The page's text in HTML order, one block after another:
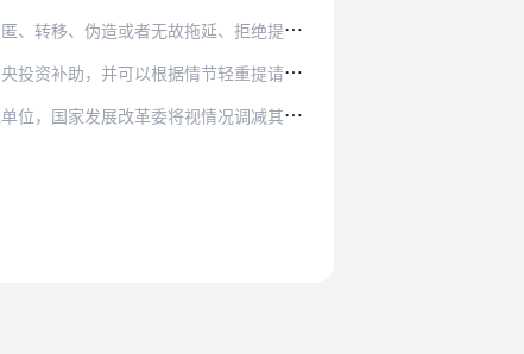
或者无故拖延、拒绝提供有关文件资料。
重提请或者移交有关机关依法追究有关责任人…
革委将视情况调减其下年度投资计划规模。